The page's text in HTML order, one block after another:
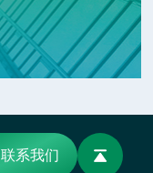
联系我们